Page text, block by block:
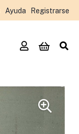
Ayuda Registrarse